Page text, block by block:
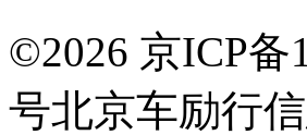
©2026 京ICP备
号北京车励行